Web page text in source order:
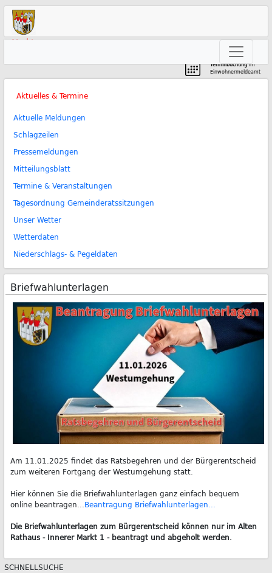
Markt
Terminbuchungim
Einwohnermeldeamt
Aktuelles & Termine
Aktuelle Meldungen
Schlagzeilen
Pressemeldungen
Mitteilungsblatt
Termine & Veranstaltungen
Tagesordnung Gemeinderatssitzungen
Unser Wetter
Wetterdaten
Niederschlags- & Pegeldaten
Briefwahlunterlagen
Am 11.01.2025 findet das Ratsbegehren und der Bürgerentscheid
zum weiteren Fortgang der Westumgehung statt.
Hier können Sie die Briefwahlunterlagen ganz einfach bequem
online beantragen...Beantragung Briefwahlunterlagen...
Die Briefwahlunterlagen zum Bürgerentscheid können nur im Alten
Rathaus - Innerer Markt 1 - beantragt und abgeholt werden.
SCHNELLSUCHE